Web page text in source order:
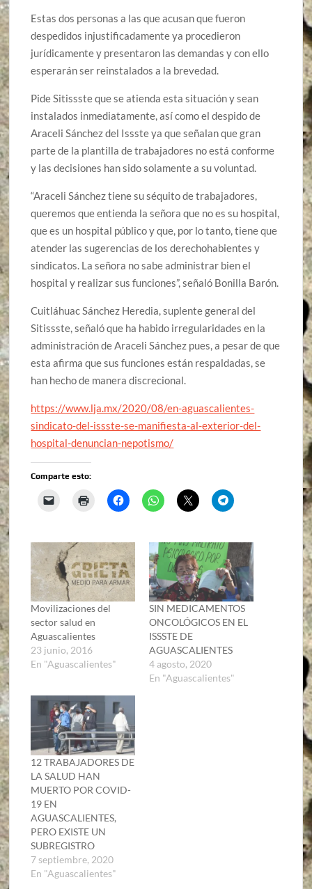
Estas dos personas a las que acusan que fueron
despedidos injustificadamente ya procedieron
jurídicamente y presentaron las demandas y con ello
esperarán ser reinstalados a la brevedad.
Pide Sitissste que se atienda esta situación y sean
instalados inmediatamente, así como el despido de
Araceli Sánchez del Issste ya que señalan que gran
parte de la plantilla de trabajadores no está conforme
y las decisiones han sido solamente a su voluntad.
“Araceli Sánchez tiene su séquito de trabajadores,
queremos que entienda la señora que no es su hospital,
que es un hospital público y que, por lo tanto, tiene que
atender las sugerencias de los derechohabientes y
sindicatos. La señora no sabe administrar bien el
hospital y realizar sus funciones”, señaló Bonilla Barón.
Cuitláhuac Sánchez Heredia, suplente general del
Sitissste, señaló que ha habido irregularidades en la
administración de Araceli Sánchez pues, a pesar de que
esta afirma que sus funciones están respaldadas, se
han hecho de manera discrecional.
https://www.lja.mx/2020/08/en-aguascalientes-
sindicato-del-issste-se-manifiesta-al-exterior-del-
hospital-denuncian-nepotismo/
Comparte esto:
Movilizaciones del
sector salud en
Aguascalientes
23 junio, 2016
En "Aguascalientes"
SIN MEDICAMENTOS
ONCOLÓGICOS EN EL
ISSSTE DE
AGUASCALIENTES
4 agosto, 2020
En "Aguascalientes"
12 TRABAJADORES DE
LA SALUD HAN
MUERTO POR COVID-
19 EN
AGUASCALIENTES,
PERO EXISTE UN
SUBREGISTRO
7 septiembre, 2020
En "Aguascalientes"